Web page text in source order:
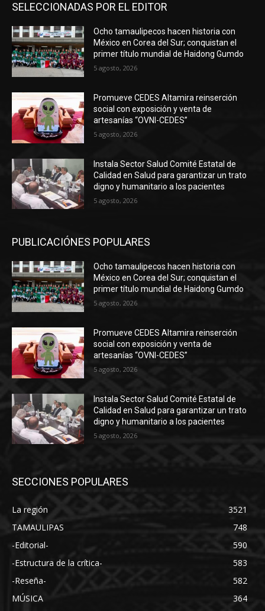
SELECCIONADAS POR EL EDITOR
Ocho tamaulipecos hacen historia con
México en Corea del Sur; conquistan el
primer título mundial de Haidong Gumdo
5 agosto, 2026
Promueve CEDES Altamira reinserción
social con exposición y venta de
artesanías “OVNI-CEDES”
5 agosto, 2026
Instala Sector Salud Comité Estatal de
Calidad en Salud para garantizar un trato
digno y humanitario a los pacientes
5 agosto, 2026
PUBLICACIÓNES POPULARES
Ocho tamaulipecos hacen historia con
México en Corea del Sur; conquistan el
primer título mundial de Haidong Gumdo
5 agosto, 2026
Promueve CEDES Altamira reinserción
social con exposición y venta de
artesanías “OVNI-CEDES”
5 agosto, 2026
Instala Sector Salud Comité Estatal de
Calidad en Salud para garantizar un trato
digno y humanitario a los pacientes
5 agosto, 2026
SECCIONES POPULARES
La región
3521
TAMAULIPAS
748
-Editorial-
590
-Estructura de la crítica-
583
-Reseña-
582
MÚSICA
364